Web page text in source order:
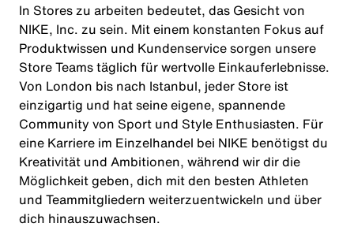
In Stores zu arbeiten bedeutet, das Gesicht von
NIKE, Inc. zu sein. Mit einem konstanten Fokus auf
Produktwissen und Kundenservice sorgen unsere
Store Teams täglich für wertvolle Einkauferlebnisse.
Von London bis nach Istanbul, jeder Store ist
einzigartig und hat seine eigene, spannende
Community von Sport und Style Enthusiasten. Für
eine Karriere im Einzelhandel bei NIKE benötigst du
Kreativität und Ambitionen, während wir dir die
Möglichkeit geben, dich mit den besten Athleten
und Teammitgliedern weiterzuentwickeln und über
dich hinauszuwachsen.